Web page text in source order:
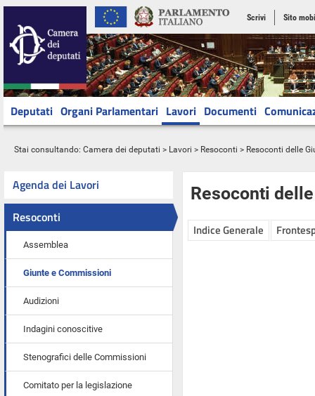
Scrivi Sito
Deputati Organi Parlamentari Lavori Documenti
Stai consultando: Camera dei deputati > Lavori > Resoconti > Resoconti delle
Agenda dei Lavori
Resoconti
Assemblea
Giunte e Commissioni
Audizioni
Indagini conoscitive
Stenografici delle Commissioni
Comitato per la legislazione
Resoconti
Indice Generale